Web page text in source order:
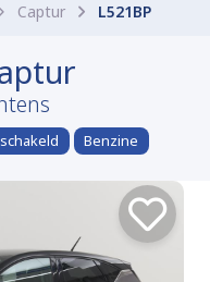
Captur L521BP
Benzine